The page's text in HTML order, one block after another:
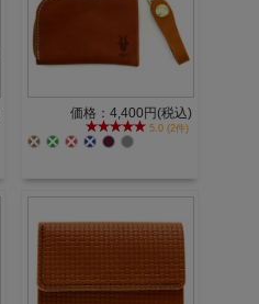
価格：4,400円(税込)
5.0 (2件)